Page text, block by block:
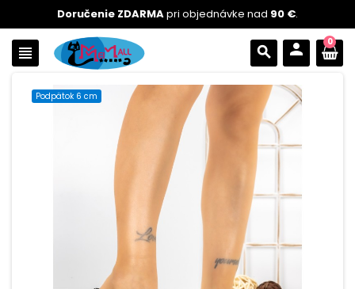
Doručenie ZDARMApri objednávke nad 90 €.
view_headline search person 0
Podpätok 6 cm